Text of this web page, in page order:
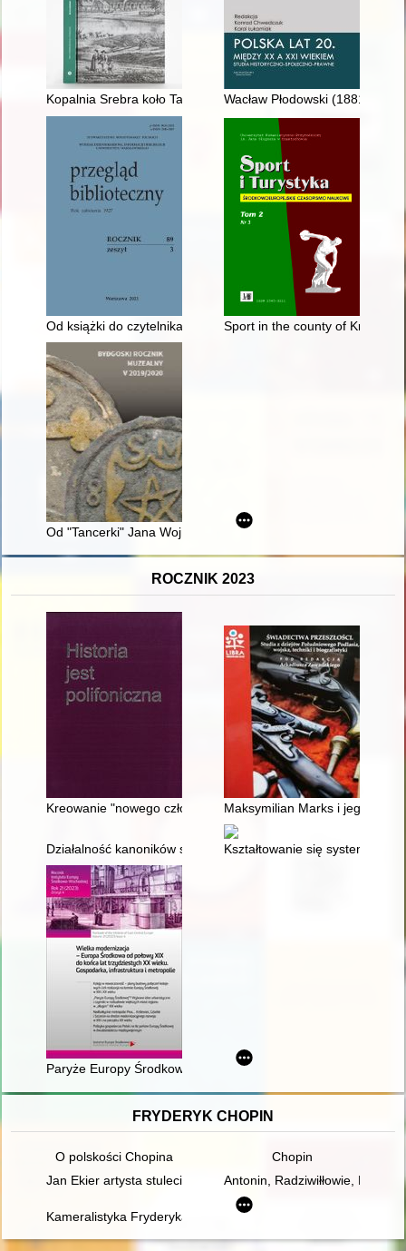
Kopalnia Srebra koło Tarnowskich Gór od czasów
Wacław Płodowski (1881-
Od książki do czytelnika” z okazji Jubileuszu 65-lecia
Sport in the county of
Od "Tancerki" Jana Wojnarskiego do "Piety" Wiktorii
ROCZNIK 2023
Kreowanie "nowego człowieka" w komunistycznej
Maksymilian Marks i jego
Działalność kanoników sandomierskich w chełmskiej kapitule
Kształtowanie się systemu
Paryże Europy Środkowej? : wybrane idee urbanistyczne i
FRYDERYK CHOPIN
O polskości Chopina
Chopin
Jan Ekier artysta stulecia - w darze Chopinowi. Księga
Antonin, Radziwiłłowie,
Kameralistyka Fryderyka Chopina. Margines czy integralna